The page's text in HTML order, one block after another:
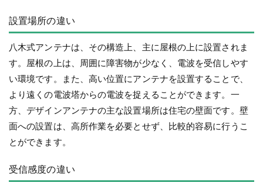
設置場所の違い
八木式アンテナは、その構造上、主に屋根の上に設置されま
す。屋根の上は、周囲に障害物が少なく、電波を受信しやす
い環境です。また、高い位置にアンテナを設置することで、
より遠くの電波塔からの電波を捉えることができます。一
方、デザインアンテナの主な設置場所は住宅の壁面です。壁
面への設置は、高所作業を必要とせず、比較的容易に行うこ
とができます。
受信感度の違い